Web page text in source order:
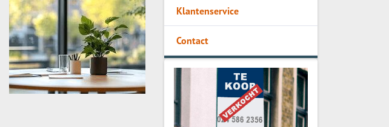
Klantenservice
Contact